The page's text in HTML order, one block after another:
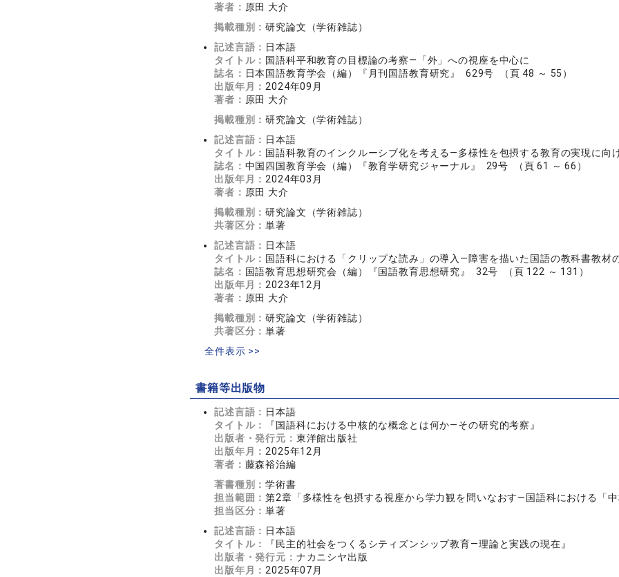
著者： 原田 大介
掲載種別：研究論文（学術雑誌）
記述言語： 日本語
タイトル： 国語科平和教育の目標論の考察―「外」への視座を中心に
誌名： 日本国語教育学会（編）『月刊国語教育研究』 629号 （頁 48 ～ 55）
出版年月： 2024年09月
著者： 原田 大介
掲載種別：研究論文（学術雑誌）
記述言語： 日本語
タイトル： 国語科教育のインクルーシブ化を考える―多様性を包摂する教育の実現に向
誌名： 中国四国教育学会（編）『教育学研究ジャーナル』 29号 （頁 61 ～ 66）
出版年月： 2024年03月
著者： 原田 大介
掲載種別：研究論文（学術雑誌）
共著区分：単著
記述言語： 日本語
タイトル： 国語科における「クリップな読み」の導入―障害を描いた国語の教科書教材
誌名： 国語教育思想研究会（編）『国語教育思想研究』 32号 （頁 122 ～ 131）
出版年月： 2023年12月
著者： 原田 大介
掲載種別：研究論文（学術雑誌）
共著区分：単著
全件表示 >>
書籍等出版物
記述言語： 日本語
タイトル：
『国語科における中核的な概念とは何か―その研究的考察』
出版者・発行元： 東洋館出版社
出版年月： 2025年12月
著者： 藤森裕治編
著書種別：学術書
担当範囲：第2章「多様性を包摂する視座から学力観を問いなおす―国語科における「中
担当区分：単著
記述言語： 日本語
タイトル：
『民主的社会をつくるシティズンシップ教育―理論と実践の現在』
出版者・発行元： ナカニシヤ出版
出版年月： 2025年07月